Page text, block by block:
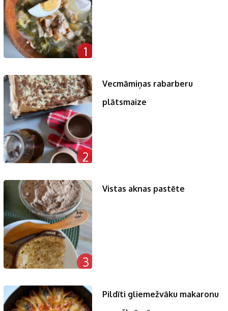
1
2
Vecmāmiņas rabarberu
plātsmaize
3
Vistas aknas pastēte
Pildīti gliemežvāku makaronu